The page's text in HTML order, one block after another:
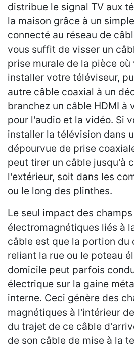
distribue le signal TV aux
la maison grâce à un
connecté au réseau de
vous suffit de visser un
prise murale de la pièce
installer votre téléviseur,
autre câble coaxial à un
branchez un câble HDMI à
pour l'audio et la vidéo. Si
installer la télévision dans
dépourvue de prise
peut tirer un câble jusqu'à
l'extérieur, soit dans les
ou le long des plinthes.
Le seul impact des champs
électromagnétiques liés à
câble est que la portion du
reliant la rue ou le poteau
domicile peut parfois
électrique sur la gaine
interne. Ceci génère des
magnétiques à l'intérieur
du trajet de ce câble
de son câble de mise à la